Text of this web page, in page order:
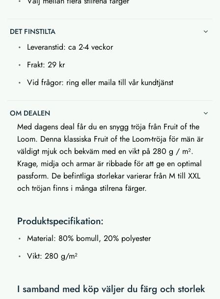
DET FINSTILTA
Leveranstid: ca 2-4 veckor
Frakt: 29 kr
Vid frågor: ring eller maila till vår kundtjänst
OM DEALEN
Med dagens deal får du en snygg tröja från Fruit of the
Loom. Denna klassiska Fruit of the Loom-tröja för män är
väldigt mjuk och bekväm med en vikt på 280 g / m².
Krage, midja och armar är ribbade för att ge en optimal
passform. De befintliga storlekar varierar från M till XXL
och tröjan finns i många stilrena färger.
Produktspecifikation:
Material: 80% bomull, 20% polyester
Vikt: 280 g/m²
I samband med köp väljer du färg och storlek